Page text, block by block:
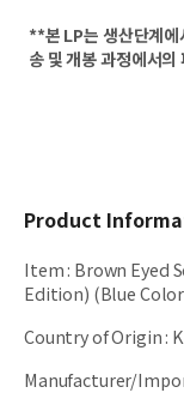
**본 LP는 생산단계에
송 및 개봉 과정에서
Product
Item: Brown Eyed
Edition) (Blue
Country of Origin:
Manufacturer/